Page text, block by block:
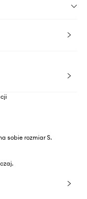
sobie rozmiar S.